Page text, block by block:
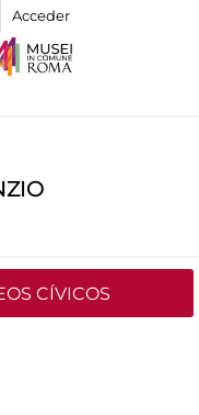
Acceder
CÍVICOS